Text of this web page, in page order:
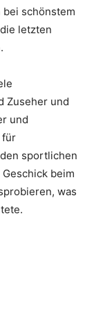
schönstem
letzten
Zuseher und
und
für
sportlichen
beim
was